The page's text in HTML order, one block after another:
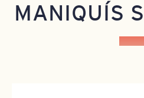
MANIQUÍS